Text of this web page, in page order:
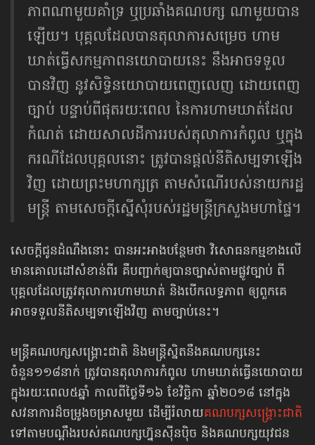
ភាពណាមួយគាំទ្រ ឬប្រឆាំងគណបក្ស ណាមួយបាន
ឡើយ។ បុគ្គលដែលបានតុលាការសម្រេច ហាម
ឃាត់ធ្វើសកម្មភាពនយោបាយនេះ នឹងអាចទទួល
បានវិញ នូវសិទ្ធិនយោបាយពេញលេញ ដោយពេញ
ច្បាប់ បន្ទាប់ពីផុតរយៈពេល ​នៃការហាមឃាត់ដែល
កំណត់ ដោយសាលដីការរបស់តុលាការកំពូល ឬក្នុង
ករណីដែលបុគ្គលនោះ ត្រូវបានផ្តល់នីតិសម្បទាឡើង
វិញ ដោយព្រះមហា​ក្សត្រ តាមសំណើរបស់នាយករដ្ឋ
មន្ត្រី តាមសេចក្តីស្នើសុំរបស់រដ្ឋមន្ត្រីក្រសួងមហាផ្ទៃ។
សេចក្ដីជូនដំណឹងនោះ បានអះអាងបន្ថែមថា វិសោធនកម្មខាងលើ
មានគោលដៅសំខាន់ពីរ គឺបញ្ជាក់ឲ្យបានច្បាស់តាមផ្លូវច្បាប់ ពី
បុគ្គលដែលត្រូវតុលាការហាមឃាត់ និងបើកលទ្ធភាព ឲ្យពួកគេ
អាចទទួលនីតិសម្បទាឡើងវិញ តាមច្បាប់នេះ។
មន្ត្រីគណបក្សសង្គ្រោះជាតិ និងមន្ត្រីស្និតនឹងគណបក្សនេះ
ចំនួន១១៨នាក់ ត្រូវបានតុលាការកំពូល ហាមឃាត់ធ្វើនយោបាយ
ក្នុងរយៈពេល៥ឆ្នាំ កាលពីថ្ងៃទី១៦ ខែវិច្ឆិកា ឆ្នាំ២០១៨ នៅក្នុង
សវនាការដ៏ចម្រូងចម្រាសមួយ ដើម្បីរំលាយគណបក្សសង្គ្រោះជាតិ
ទៅតាមបណ្ដឹងរបស់គណបក្សហ្វ៊ុនស៊ីនប៉ិច និងគណបក្សយុវជន